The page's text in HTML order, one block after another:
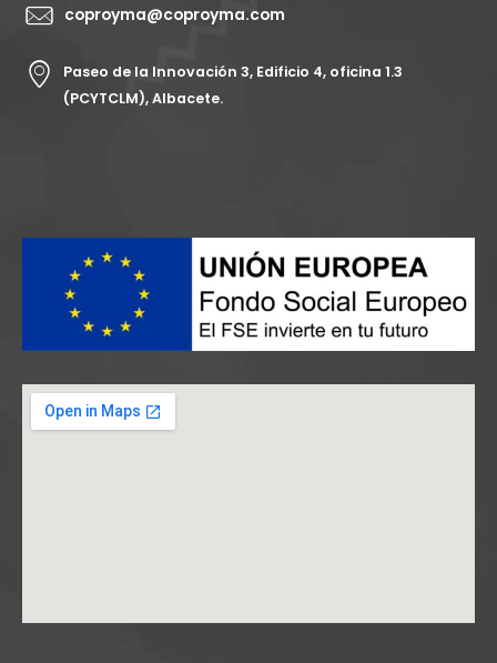
coproyma@coproyma.com
Paseo de la Innovación 3, Edificio 4, oficina 1.3
(PCYTCLM), Albacete.